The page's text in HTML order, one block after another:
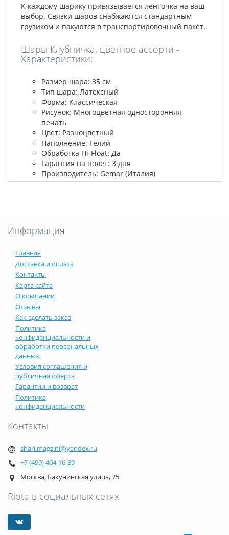
К каждому шарику привязывается ленточка на ваш
выбор. Связки шаров снабжаются стандартным
грузиком и пакуются в транспортировочный пакет.
Шары Клубничка, цветное ассорти -
Характеристики:
Размер шара: 35 см
Тип шара: Латексный
Форма: Классическая
Рисунок: Многоцветная односторонняя
печать
Цвет: Разноцветный
Наполнение: Гелий
Обработка Hi-Float: Да
Гарантия на полет: 3 дня
Производитель: Gemar (Италия)
Информация
Главная
Доставка и оплата
Контакты
Карта сайта
О компании
Отзывы
Как сделать заказ
Политика
конфиденциальности и
обработки персональных
данных
Условия соглашения и
публичная оферта
Гарантии и возврат
Политика
конфиденциальности
Контакты
shari.magzini@yandex.ru
+7 (499) 404-16-39
Москва, Бакунинская улица, 75
Riota в социальных сетях